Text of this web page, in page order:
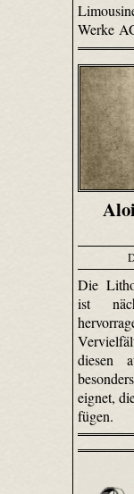
Werke
Die
ist
diesen
eignet,
fügen.